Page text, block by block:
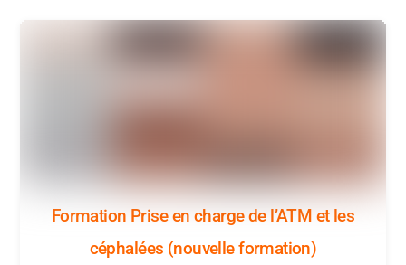
Formation Prise en charge de l’ATM et les
céphalées (nouvelle formation)